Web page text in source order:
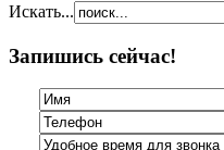
Искать...
Запишись сейчас!